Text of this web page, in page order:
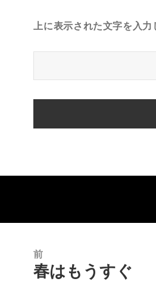
上に表示された文字を入力
前
前
春はもうすぐ